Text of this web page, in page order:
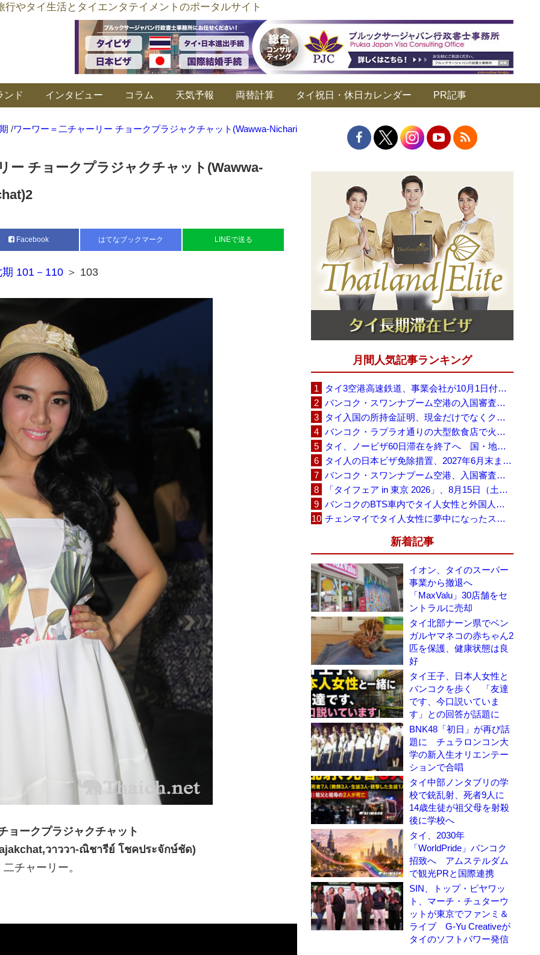
やタイ生活とタイエンタテイメントのポータルサイト
ンド インタビュー コラム 天気予報 両替計算 タイ祝日・休日カレンダー PR記事
/ワーワー＝二チャーリー チョークプラジャクチャット(Wawwa-Nichari
ー チョークプラジャクチャット(Wawwa-
Facebook はてなブックマーク LINEで送る
期 101－110 ＞ 103
ョークプラジャクチャット
วาววา-ณิชารีย์ โชคประจักษ์ชัด)
チャーリー。
月間人気記事ランキング
タイ3空港高速鉄道、事業会社が10月1日付の契約終了を通知 「現時点での撤退決定ではない」
バンコク・スワンナプーム空港の入国審査に長蛇の列、SNSで「3～4時間待ち」との投稿が拡散
タイ入国の所持金証明、現金だけでなくクレジットカードや銀行明細も提示可能
バンコク・ラプラオ通りの大型飲食店で火災、27人死亡・多数負傷
タイ、ノービザ60日滞在を終了へ 国・地域別に30日・15日へ再編
タイ人の日本ビザ免除措置、2027年6月末まで延長 不安広がる中でひとまず安堵
バンコク・スワンナプーム空港、入国審査で2～3時間待ちの時間帯も 審査厳格化と人員不足が影響か
「タイフェア in 東京 2026」、8月15日（土）・16日（日）に代々木公園で開催
バンコクのBTS車内でタイ人女性と外国人学生グループが口論、騒音めぐる動画が拡散
チェンマイでタイ人女性に夢中になったスウェーデン人男性、全財産を失い捨てられる
新着記事
イオン、タイのスーパー
事業から撤退へ
「MaxValu」30店舗をセ
ントラルに売却
タイ北部ナーン県でベン
ガルヤマネコの赤ちゃん2
匹を保護、健康状態は良
好
タイ王子、日本人女性と
バンコクを歩く 「友達
です、今口説いていま
す」との回答が話題に
BNK48「初日」が再び話
題に チュラロンコン大
学の新入生オリエンテー
ションで合唱
タイ中部ノンタブリの学
校で銃乱射、死者9人に
14歳生徒が祖父母を射殺
後に学校へ
タイ、2030年
「WorldPride」バンコク
招致へ アムステルダム
で観光PRと国際連携
SIN、トップ・ピヤワッ
ト、マーチ・チュターウ
ットが東京でファンミ＆
ライブ G-Yu Creativeが
タイのソフトパワー発信